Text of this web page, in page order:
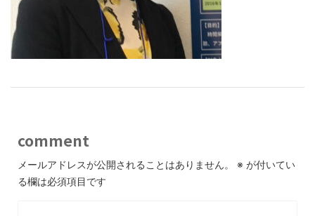
comment
メールアドレスが公開されることはありません。 ※ が付いてい
る欄は必須項目です